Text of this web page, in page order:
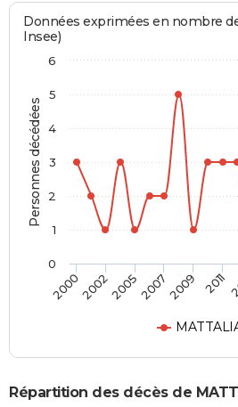
Personnes décédées
Données exprimées en nombre
Insee)
20002002200520072009 2011
0
1
2
3
4
5
6
Répartition des décès de